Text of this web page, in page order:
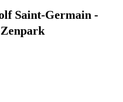
Saint-Germain -